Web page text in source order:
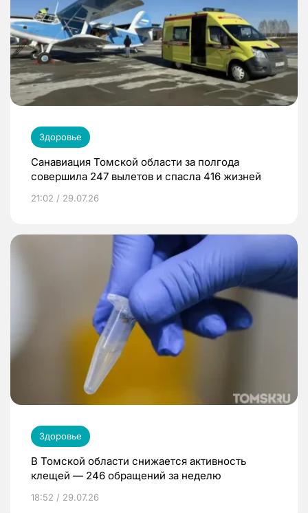
Здоровье
Санавиация Томской области за полгода
совершила 247 вылетов и спасла 416 жизней
21:02 / 29.07.26
Здоровье
В Томской области снижается активность
клещей — 246 обращений за неделю
18:52 / 29.07.26